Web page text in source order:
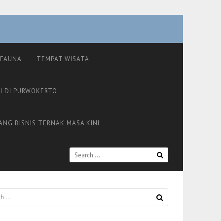
FAUNA TEMPAT WISATA
PURWOKERTO
BISNIS TERNAK MASA KINI
SEARCH
FOR: